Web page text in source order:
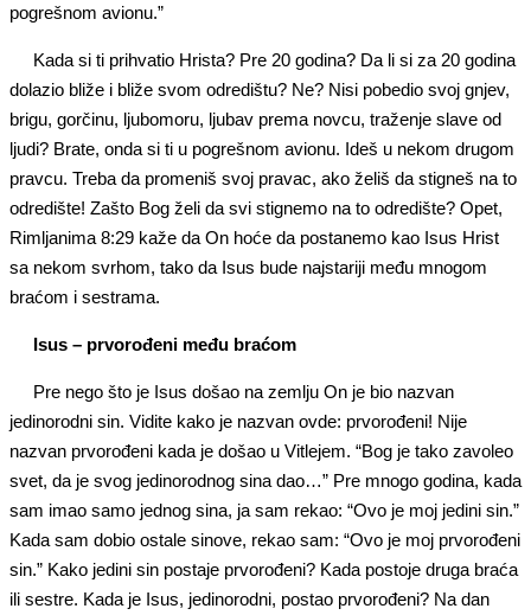
pogrešnom avionu.”
Kada si ti prihvatio Hrista? Pre 20 godina? Da li si za 20 godina
dolazio bliže i bliže svom odredištu? Ne? Nisi pobedio svoj gnjev,
brigu, gorčinu, ljubomoru, ljubav prema novcu, traženje slave od
ljudi? Brate, onda si ti u pogrešnom avionu. Ideš u nekom drugom
pravcu. Treba da promeniš svoj pravac, ako želiš da stigneš na to
odredište! Zašto Bog želi da svi stignemo na to odredište? Opet,
Rimljanima 8:29 kaže da On hoće da postanemo kao Isus Hrist
sa nekom svrhom, tako da Isus bude najstariji među mnogom
braćom i sestrama.
Isus – prvorođeni među braćom
Pre nego što je Isus došao na zemlju On je bio nazvan
jedinorodni sin. Vidite kako je nazvan ovde: prvorođeni! Nije
nazvan prvorođeni kada je došao u Vitlejem. “Bog je tako zavoleo
svet, da je svog jedinorodnog sina dao…” Pre mnogo godina, kada
sam imao samo jednog sina, ja sam rekao: “Ovo je moj jedini sin.”
Kada sam dobio ostale sinove, rekao sam: “Ovo je moj prvorođeni
sin.” Kako jedini sin postaje prvorođeni? Kada postoje druga braća
ili sestre. Kada je Isus, jedinorodni, postao prvorođeni? Na dan